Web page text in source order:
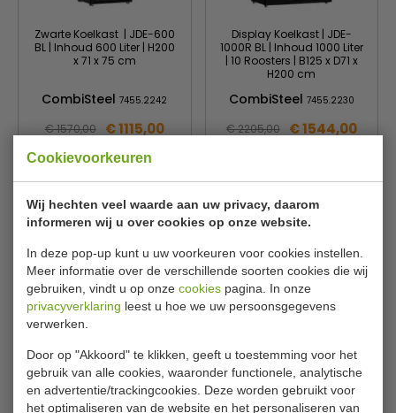
Cookievoorkeuren
Wij hechten veel waarde aan uw privacy, daarom
informeren wij u over cookies op onze website.
In deze pop-up kunt u uw voorkeuren voor cookies instellen.
Meer informatie over de verschillende soorten cookies die wij
gebruiken, vindt u op onze cookies pagina. In onze
privacyverklaring leest u hoe we uw persoonsgegevens
verwerken.
Door op "Akkoord" te klikken, geeft u toestemming voor het
gebruik van alle cookies, waaronder functionele, analytische
en advertentie/trackingcookies. Deze worden gebruikt voor
het optimaliseren van de website en het personaliseren van
Zwarte Koelkast | JDE-600
BL | Inhoud 600 Liter | H200
x 71 x 75 cm
CombiSteel7455.2242
€ 1570,00 € 1115,00
Bekijken
Display Koelkast | JDE-
1000R BL | Inhoud 1000 Liter
| 10 Roosters | B125 x D71 x
H200 cm
CombiSteel 7455.2230
€ 2205,00 € 1544,00
Display Horeca
diepvrieskast | Zwart |
Inhoud 600 Liter |
Zwarte Display Koelkast |
Geforceerd | Inhoud 1530
Liter | B188 x D71 x H200 cm